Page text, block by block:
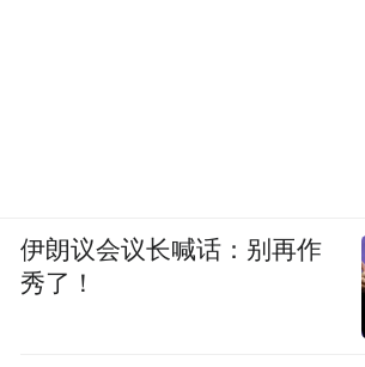
伊朗议会议长喊话：别再作
秀了！